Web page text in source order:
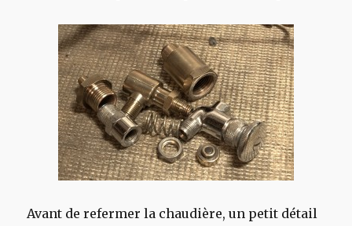
Avant de refermer la chaudière, un petit détail